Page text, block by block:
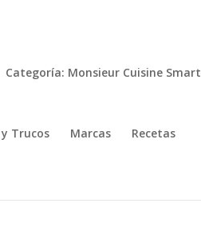
Categoría: Monsieur Cuisine Smart
Trucos Marcas Recetas